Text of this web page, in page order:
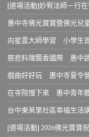
[道場活動]妙宥法師－行
惠中寺佛光寶寶暨佛光
向星雲大師學習 小學生
慈悲料理飄香國際 惠中
戲曲好好玩 惠中寺夏令
在寺院慢下來 惠中青年
台中東英里社區幸福生
[道場活動] 2026佛光寶寶